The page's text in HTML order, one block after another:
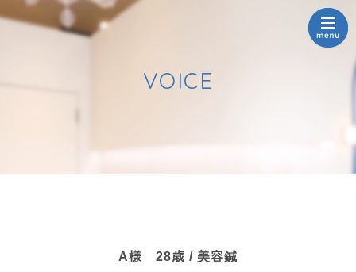
VOICE
A様 28歳 / 美容鍼